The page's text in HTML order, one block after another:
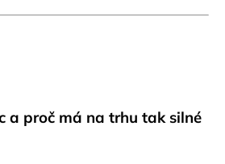
a proč má na trhu tak silné